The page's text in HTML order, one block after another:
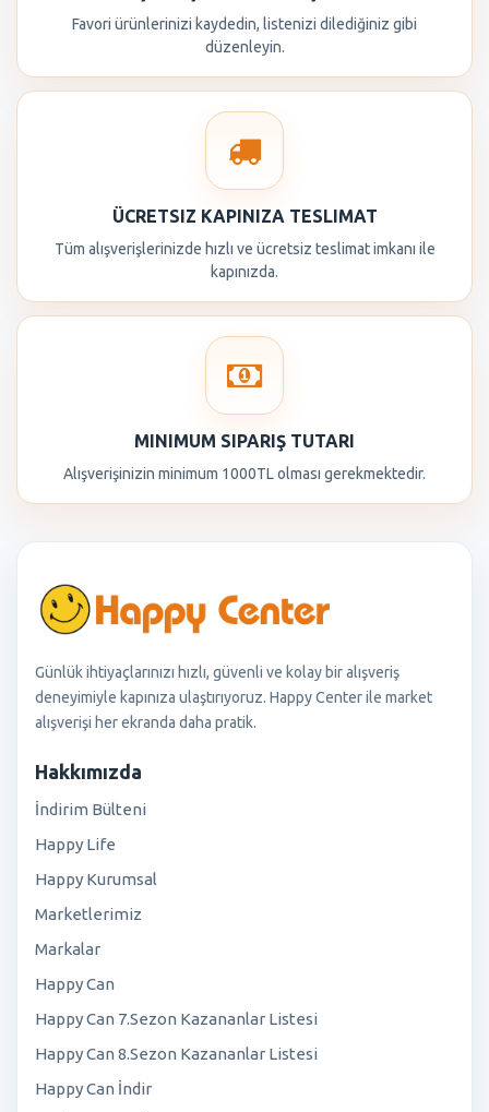
Favori ürünlerinizi kaydedin, listenizi dilediğiniz gibi
düzenleyin.
ÜCRETSIZ KAPINIZA TESLIMAT
Tüm alışverişlerinizde hızlı ve ücretsiz teslimat imkanı ile
kapınızda.
MINIMUM SIPARIŞ TUTARI
Alışverişinizin minimum 1000TL olması gerekmektedir.
Günlük ihtiyaçlarınızı hızlı, güvenli ve kolay bir alışveriş
deneyimiyle kapınıza ulaştırıyoruz. Happy Center ile market
alışverişi her ekranda daha pratik.
Hakkımızda
İndirim Bülteni
Happy Life
Happy Kurumsal
Marketlerimiz
Markalar
Happy Can
Happy Can 7.Sezon Kazananlar Listesi
Happy Can 8.Sezon Kazananlar Listesi
Happy Can İndir